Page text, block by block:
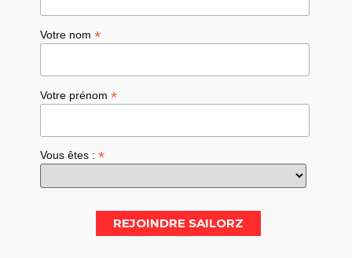
Votre nom*
Votre prénom*
Vous êtes :*